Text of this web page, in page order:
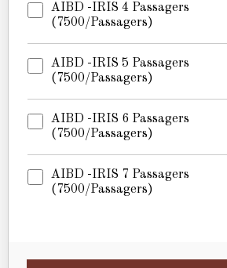
AIBD -IRIS 4 Passagers
(7500/passagers)
AIBD -IRIS 5 Passagers
(7500/passagers)
AIBD -IRIS 6 Passagers
(7500/passagers)
AIBD -IRIS 7 Passagers
(7500/passagers)